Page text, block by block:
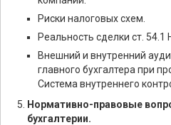
Риски налоговых схем.
Реальность сделки ст. 54.1
Внешний и внутренний
главного бухгалтера при
Система внутреннего
Нормативно-правовые
бухгалтерии.